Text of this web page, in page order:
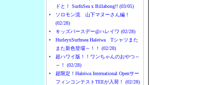
ドと！ SurfnSea x Billabong!! (03/05)
ソロモン流 山下マヌーさん編！
(02/28)
キッズバースデー@ハレイワ (02/28)
HurleyxSurfnsea Haleiwa Tシャツまた
また新色登場～！！ (02/28)
超ハワイ版！！ワンちゃんのおやつ～
～！ (02/28)
超限定！Haleiwa International Openサー
フィンコンテストTEEが入荷！ (02/28)